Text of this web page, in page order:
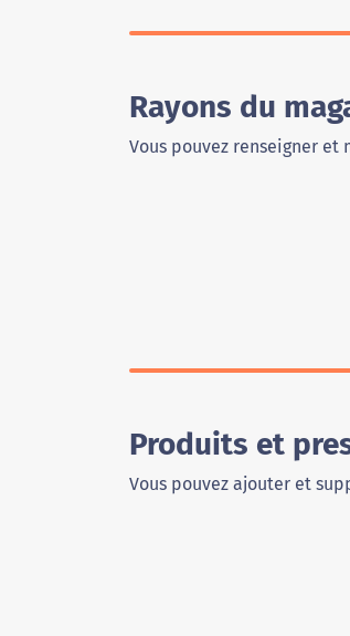
Rayons du
Vous pouvez renseigner et
Produits et
Vous pouvez ajouter et